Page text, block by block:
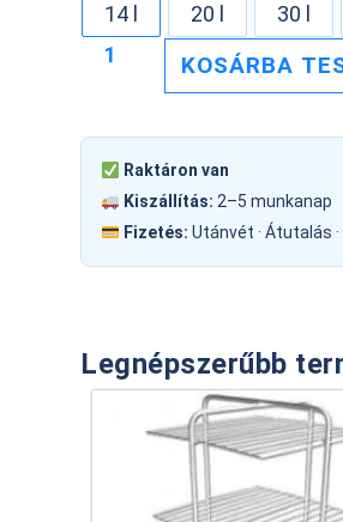
14 l
20 l 30 l
KOSÁRBA
Raktáron van
Kiszállítás: 2–5 munkanap
Fizetés: Utánvét · Átutalás
Legnépszerűbb